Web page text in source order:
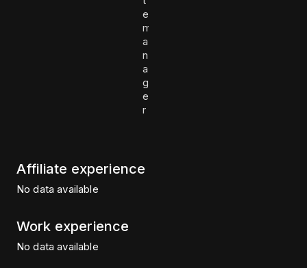
e
m
a
n
a
g
e
r
Affiliate experience
No data available
Work experience
No data available